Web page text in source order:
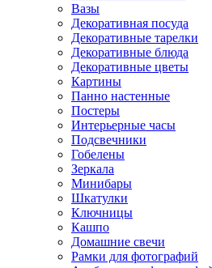
Вазы
Декоративная посуда
Декоративные тарелки
Декоративные блюда
Декоративные цветы
Картины
Панно настенные
Постеры
Интерьерные часы
Подсвечники
Гобелены
Зеркала
Минибары
Шкатулки
Ключницы
Кашпо
Домашние свечи
Рамки для фотографий